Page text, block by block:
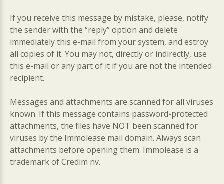
If you receive this message by mistake, please, notify
the sender with the “reply” option and delete
immediately this e-mail from your system, and estroy
all copies of it. You may not, directly or indirectly, use
this e-mail or any part of it if you are not the intended
recipient.
Messages and attachments are scanned for all viruses
known. If this message contains password-protected
attachments, the files have NOT been scanned for
viruses by the Immolease mail domain. Always scan
attachments before opening them. Immolease is a
trademark of Credim nv.